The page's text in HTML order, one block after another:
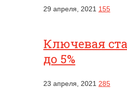
29 апреля, 2021 155
Ключевая
до 5%
23 апреля, 2021 285